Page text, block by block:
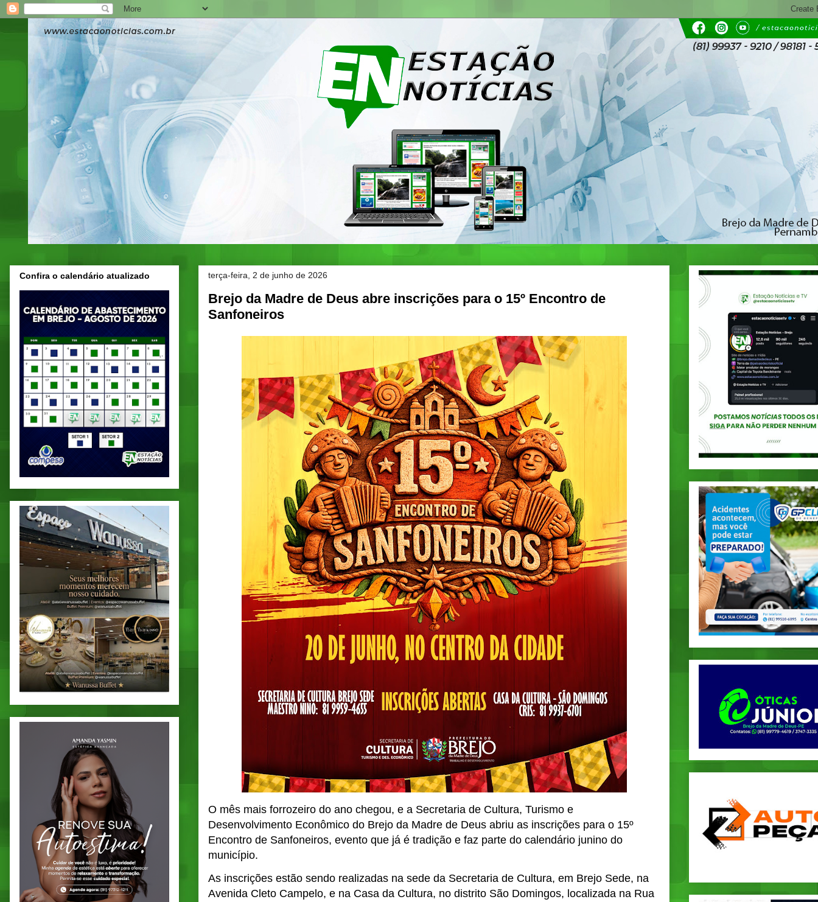
terça-feira, 2 de junho de 2026
Brejo da Madre de Deus abre inscrições para o 15º Encontro de
Sanfoneiros
O mês mais forrozeiro do ano chegou, e a Secretaria de Cultura, Turismo e
Desenvolvimento Econômico do Brejo da Madre de Deus abriu as inscrições para o 15º
Encontro de Sanfoneiros, evento que já é tradição e faz parte do calendário junino do
município.
As inscrições estão sendo realizadas na sede da Secretaria de Cultura, em Brejo Sede, na
Avenida Cleto Campelo, e na Casa da Cultura, no distrito São Domingos, localizada na Rua
Confira o calendário atualizado